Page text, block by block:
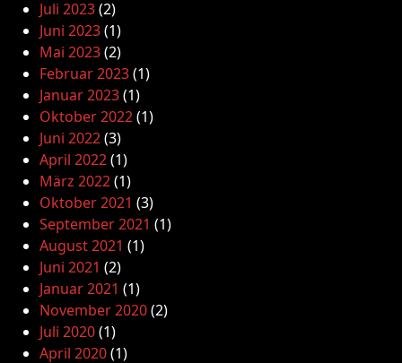
Juli 2023(2)
Juni 2023(1)
Mai 2023(2)
Februar 2023(1)
Januar 2023(1)
Oktober 2022(1)
Juni 2022(3)
April 2022(1)
März 2022(1)
Oktober 2021 (3)
September 2021 (1)
August 2021 (1)
Juni 2021 (2)
Januar 2021 (1)
November 2020(2)
Juli 2020(1)
April 2020(1)